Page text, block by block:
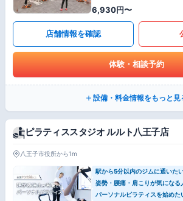
6,930円〜
店舗情報を確認
体験・相談予約
設備・料金情報をもっと見
ピラティススタジオ ルルト八王子店
八王子市役所から1m
駅から5分以内のジムに通いた
姿勢・腰痛・肩こりが気になる
パーソナルピラティスを始めた